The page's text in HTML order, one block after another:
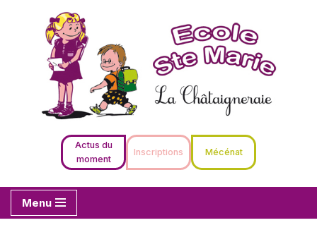
contenu
Actus du
moment
Inscriptions Mécénat
Menu